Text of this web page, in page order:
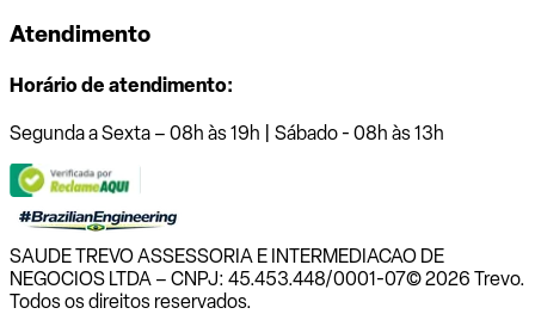
Atendimento
Horário de atendimento:
Segunda a Sexta – 08h às 19h | Sábado - 08h às 13h
SAUDE TREVO ASSESSORIA E INTERMEDIACAO DE
NEGOCIOS LTDA – CNPJ: 45.453.448/0001-07© 2026 Trevo.
Todos os direitos reservados.